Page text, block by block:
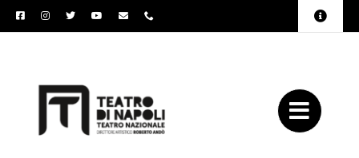
Salta
al
Toggle